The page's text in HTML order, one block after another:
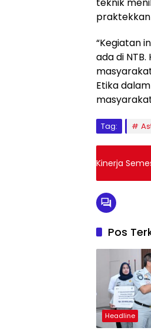
“Kegiatan
ada di
Etika
Tag:
Kinerja
Pos
Headline